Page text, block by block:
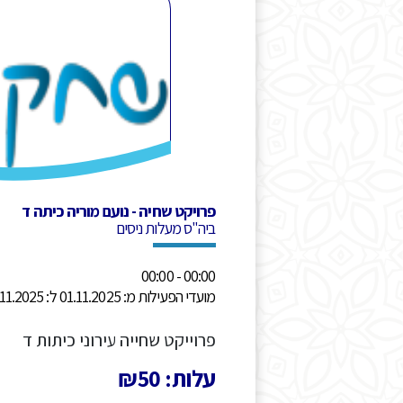
פרויקט שחיה - נועם מוריה כיתה ד
ביה"ס מעלות ניסים
00:00 - 00:00
מועדי הפעילות מ: 01.11.2025 ל: 30.11.2025
פרוייקט שחייה עירוני כיתות ד
עלות: ₪50